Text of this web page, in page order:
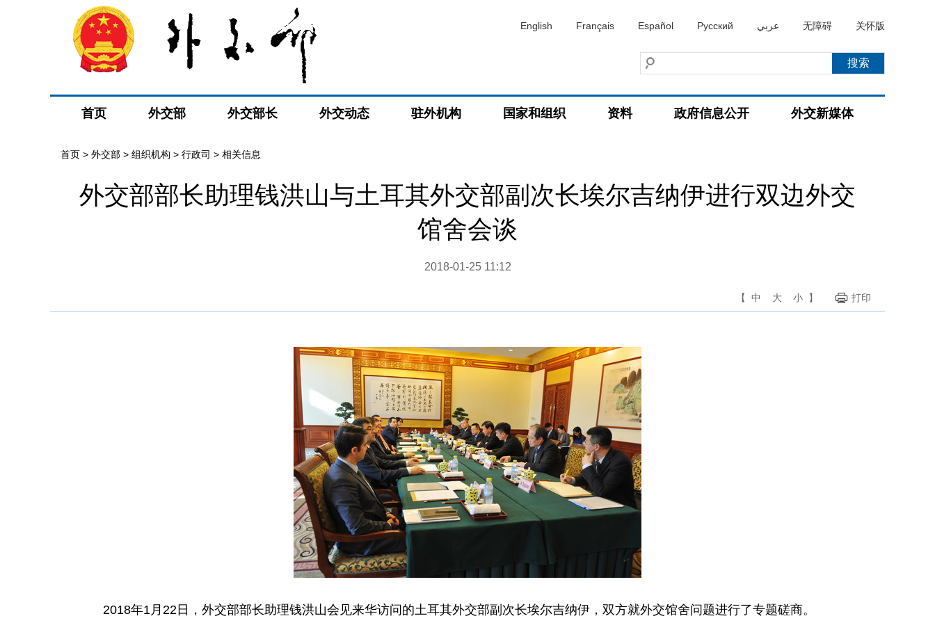
English Français Español Русский عربي 无障碍 关怀版
首页 外交部 外交部长 外交动态 驻外机构 国家和组织 资料 政府信息公开 外交新媒体
首页 > 外交部 > 组织机构 > 行政司 > 相关信息
外交部部长助理钱洪山与土耳其外交部副次长埃尔吉纳伊进行双边外交
馆舍会谈
2018-01-25 11:12
【 中 大 小 】 打印
2018年1月22日，外交部部长助理钱洪山会见来华访问的土耳其外交部副次长埃尔吉纳伊，双方就外交馆舍问题进行了专题磋商。